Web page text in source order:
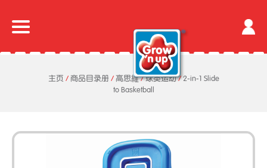
主页 /商品目录册 / 高思維 / 球类运动 /2-in-1 Slide
to Basketball